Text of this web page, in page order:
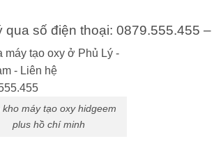
số điện thoại: 0879.555.455 –
kho máy tạo oxy hidgeem
plus hồ chí minh